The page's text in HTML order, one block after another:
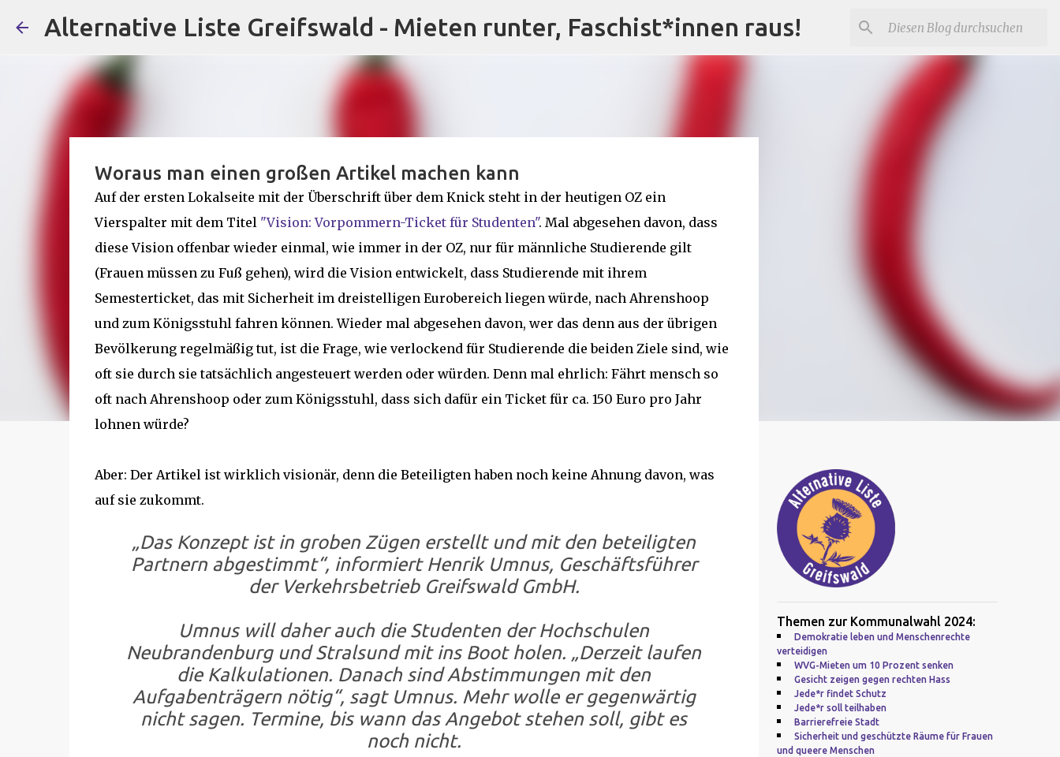
Direkt zum Hauptbereich
Alternative Liste Greifswald - Mieten runter, Faschist*innen raus!
Woraus man einen großen Artikel machen kann
Auf der ersten Lokalseite mit der Überschrift über dem Knick steht in der heutigen OZ ein
Vierspalter mit dem Titel "Vision: Vorpommern-Ticket für Studenten". Mal abgesehen davon, dass
diese Vision offenbar wieder einmal, wie immer in der OZ, nur für männliche Studierende gilt
(Frauen müssen zu Fuß gehen), wird die Vision entwickelt, dass Studierende mit ihrem
Semesterticket, das mit Sicherheit im dreistelligen Eurobereich liegen würde, nach Ahrenshoop
und zum Königsstuhl fahren können. Wieder mal abgesehen davon, wer das denn aus der übrigen
Bevölkerung regelmäßig tut, ist die Frage, wie verlockend für Studierende die beiden Ziele sind, wie
oft sie durch sie tatsächlich angesteuert werden oder würden. Denn mal ehrlich: Fährt mensch so
oft nach Ahrenshoop oder zum Königsstuhl, dass sich dafür ein Ticket für ca. 150 Euro pro Jahr
lohnen würde?
Aber: Der Artikel ist wirklich visionär, denn die Beteiligten haben noch keine Ahnung davon, was
auf sie zukommt.
„Das Konzept ist in groben Zügen erstellt und mit den beteiligten
Partnern abgestimmt“, informiert Henrik Umnus, Geschäftsführer
der Verkehrsbetrieb Greifswald GmbH.
Umnus will daher auch die Studenten der Hochschulen
Neubrandenburg und Stralsund mit ins Boot holen. „Derzeit laufen
die Kalkulationen. Danach sind Abstimmungen mit den
Aufgabenträgern nötig“, sagt Umnus. Mehr wolle er gegenwärtig
nicht sagen. Termine, bis wann das Angebot stehen soll, gibt es
noch nicht.
Themen zur Kommunalwahl 2024:
Demokratie leben und Menschenrechte
verteidigen
WVG-Mieten um 10 Prozent senken
Gesicht zeigen gegen rechten Hass
Jede*r findet Schutz
Jede*r soll teilhaben
Barrierefreie Stadt
Sicherheit und geschützte Räume für Frauen
und queere Menschen